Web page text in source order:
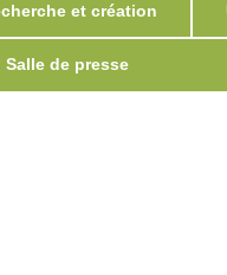
et création
Salle de presse